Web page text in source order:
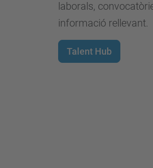
laborals,
informació rellevant.
Talent Hub